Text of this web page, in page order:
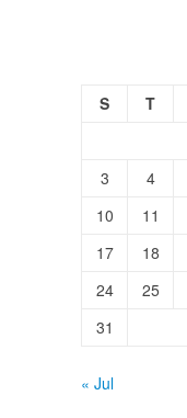
S
T
3
4
10
11
17
18
24
25
31
« Jul